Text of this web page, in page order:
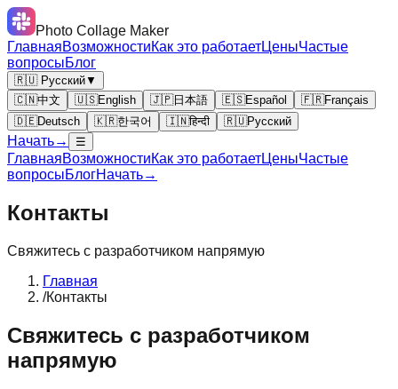
Photo Collage Maker
ГлавнаяВозможностиКак это работаетЦеныЧастые
вопросыБлог
🇷🇺 Русский▼
🇨🇳中文 🇺🇸English 🇯🇵日本語 🇪🇸Español 🇫🇷Français
🇩🇪Deutsch 🇰🇷한국어 🇮🇳हिन्दी 🇷🇺Русский
Начать→ ☰
ГлавнаяВозможностиКак это работаетЦеныЧастые
вопросыБлогНачать→
Контакты
Свяжитесь с разработчиком напрямую
Главная
/Контакты
Свяжитесь с разработчиком
напрямую